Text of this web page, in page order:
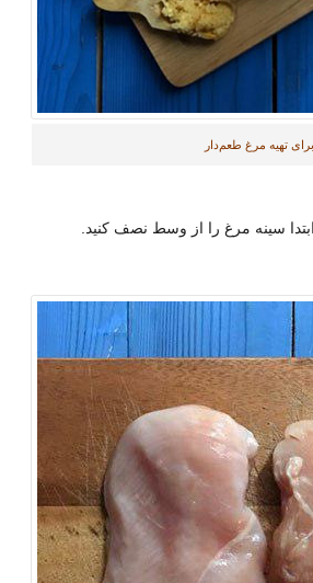
تهیه مرغ طعم‌دار
سینه مرغ را از وسط نصف کنید.